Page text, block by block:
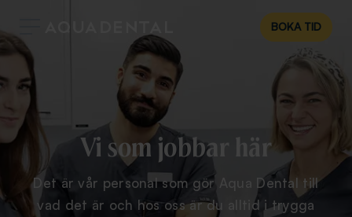
BOKA TID
Vi som jobbar här
Det är vår personal som gör Aqua Dental till
vad det är och hos oss är du alltid i trygga